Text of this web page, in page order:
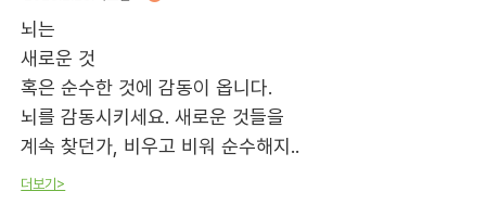
뇌는
새로운 것
혹은 순수한 것에 감동이 옵니다.
뇌를 감동시키세요. 새로운 것들을
계속 찾던가, 비우고 비워 순수해지..
더보기>